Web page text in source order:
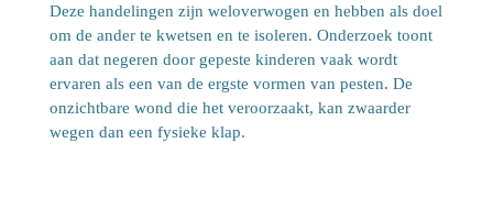
Deze handelingen zijn weloverwogen en hebben als doel
om de ander te kwetsen en te isoleren. Onderzoek toont
aan dat negeren door gepeste kinderen vaak wordt
ervaren als een van de ergste vormen van pesten. De
onzichtbare wond die het veroorzaakt, kan zwaarder
wegen dan een fysieke klap.